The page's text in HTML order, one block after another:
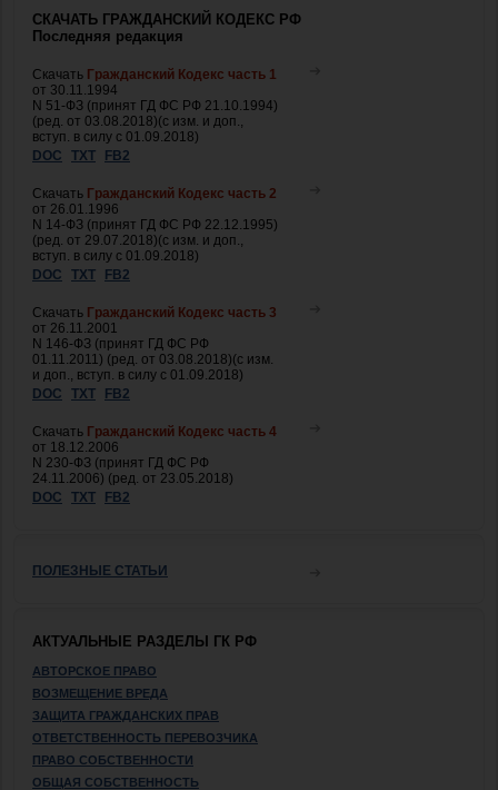
СКАЧАТЬ ГРАЖДАНСКИЙ КОДЕКС РФ
Последняя редакция
Скачать Гражданский Кодекс часть 1
от 30.11.1994
N 51-ФЗ (принят ГД ФС РФ 21.10.1994)
(ред. от 03.08.2018)(с изм. и доп.,
вступ. в силу с 01.09.2018)
DOC
TXT FB2
Скачать Гражданский Кодекс часть 2
от 26.01.1996
N 14-ФЗ (принят ГД ФС РФ 22.12.1995)
(ред. от 29.07.2018)(с изм. и доп.,
вступ. в силу с 01.09.2018)
DOC
TXT FB2
Скачать Гражданский Кодекс часть 3
от 26.11.2001
N 146-ФЗ (принят ГД ФС РФ
01.11.2011) (ред. от 03.08.2018)(с изм.
и доп., вступ. в силу с 01.09.2018)
DOC
TXT FB2
Скачать Гражданский Кодекс часть 4
от 18.12.2006
N 230-ФЗ (принят ГД ФС РФ
24.11.2006) (ред. от 23.05.2018)
DOC
TXT FB2
ПОЛЕЗНЫЕ СТАТЬИ
АКТУАЛЬНЫЕ РАЗДЕЛЫ ГК РФ
АВТОРСКОЕ ПРАВО
ВОЗМЕЩЕНИЕ ВРЕДА
ЗАЩИТА ГРАЖДАНСКИХ ПРАВ
ОТВЕТСТВЕННОСТЬ ПЕРЕВОЗЧИКА
ПРАВО СОБСТВЕННОСТИ
ОБЩАЯ СОБСТВЕННОСТЬ